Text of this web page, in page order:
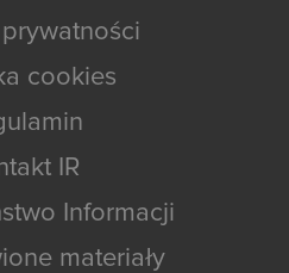
cookies
IR
Informacji
materiały